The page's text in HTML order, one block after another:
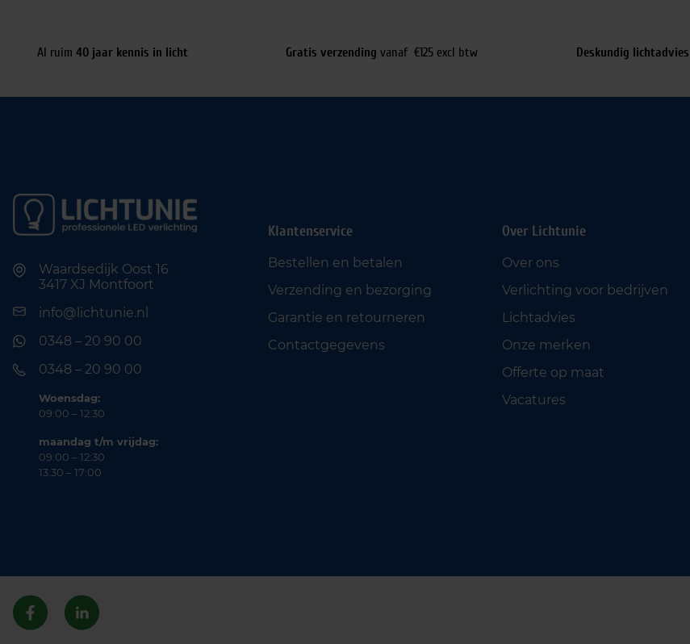
Al ruim 40 jaar kennis in licht Gratis verzending vanaf €125 excl btw Deskundig lichtadvies
Waardsedijk Oost 16
3417 XJ Montfoort
info@lichtunie.nl
0348 – 20 90 00
0348 – 20 90 00
Woensdag:
09:00 – 12:30
maandag t/m vrijdag:
09:00 – 12:30
13:30 – 17:00
Klantenservice
Bestellen en betalen
Verzending en bezorging
Garantie en retourneren
Contactgegevens
Over Lichtunie
Over ons
Verlichting voor bedrijven
Lichtadvies
Onze merken
Offerte op maat
Vacatures